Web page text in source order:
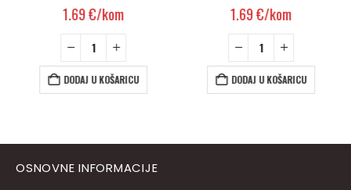
1.69€/kom
DODAJ U KOŠARICU
1.69€/kom
DODAJ U KOŠARICU
OSNOVNE INFORMACIJE